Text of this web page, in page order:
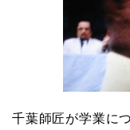
千葉師匠が学業に